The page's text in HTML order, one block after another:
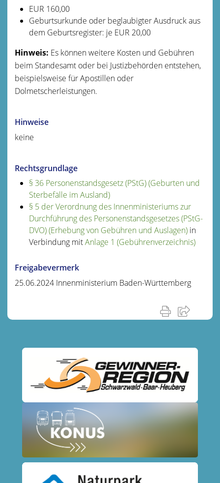
EUR 160,00
Geburtsurkunde oder beglaubigter Ausdruck aus
dem Geburtsregister: je EUR 20,00
Hinweis: Es können weitere Kosten und Gebühren
beim Standesamt oder bei Justizbehörden entstehen,
beispielsweise für Apostillen oder
Dolmetscherleistungen.
Hinweise
keine
Rechtsgrundlage
§ 36 Personenstandsgesetz (PStG) (Geburten und
Sterbefälle im Ausland)
§ 5 der Verordnung des Innenministeriums zur
Durchführung des Personenstandsgesetzes (PStG-
DVO) (Erhebung von Gebühren und Auslagen)in
Verbindung mitAnlage 1 (Gebührenverzeichnis)
Freigabevermerk
25.06.2024 Innenministerium Baden-Württemberg